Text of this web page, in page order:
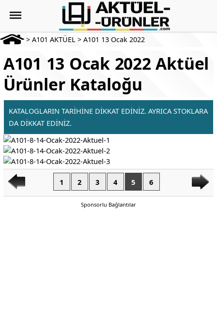
> A101 AKTÜEL > A101 13 Ocak 2022
A101 13 Ocak 2022 Aktüel
Ürünler Kataloğu
KATALOGLARIN TARİHİNE DİKKAT EDİNİZ. AYRICA STOKLARA
DA DİKKAT EDİNİZ.
1 2 3 4 5 6
Sponsorlu Bağlantılar